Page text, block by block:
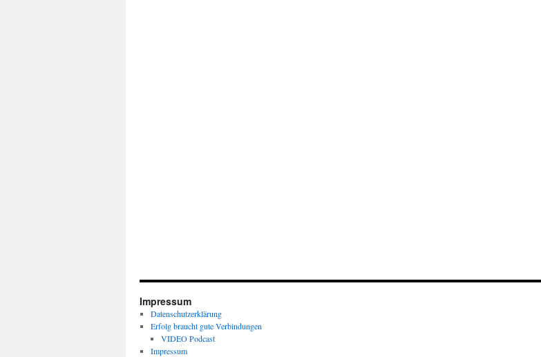
Impressum
Datenschutzerklärung
Erfolg braucht gute Verbindungen
VIDEO Podcast
Impressum